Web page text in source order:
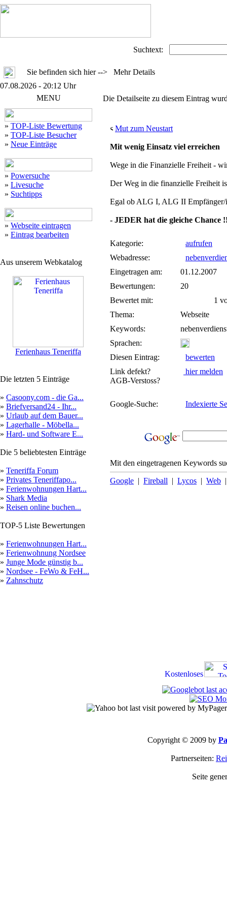
Suchtext:
Sie befinden sich hier --> Mehr Details
07.08.2026 - 20:12 Uhr
MENU
» TOP-Liste Bewertung
» TOP-Liste Besucher
» Neue Einträge
» Powersuche
» Livesuche
» Suchtipps
» Webseite eintragen
» Eintrag bearbeiten
Aus unserem Webkatalog
Ferienhaus Teneriffa
Die letzten 5 Einträge
» Casoony.com - die Ga...
» Briefversand24 - Ihr...
» Urlaub auf dem Bauer...
» Lagerhalle - Möbella...
» Hard- und Software E...
Die 5 beliebtesten Einträge
» Teneriffa Forum
» Privates Teneriffapo...
» Ferienwohnungen Hart...
» Shark Media
» Reisen online buchen...
TOP-5 Liste Bewertungen
» Ferienwohnungen Hart...
» Ferienwohnung Nordsee
» Junge Mode günstig b...
» Nordsee - FeWo & FeH...
» Zahnschutz
Die Detailseite zu diesem Eintrag
Mut zum Neustart
Mit wenig Einsatz viel erreichen
Wege in die Finanzielle Freiheit -
Der Weg in die finanzielle Freiheit
Egal ob ALG I, ALG II Empfänger/
- JEDER hat die gleiche Chance
Kategorie:
aufrufen
Webadresse:
Eingetragen am:
01.12.2007
Bewertungen:
20
Bewertet mit:
1
Thema:
Webseite
Keywords:
Sprachen:
Diesen Eintrag:
bewerten
Link defekt?
AGB-Verstoss?
hier melden
Google-Suche: Indexierte
Mit den eingetragenen Keywords
Google | Fireball | Lycos | Web
Copyright © 2009 by
Partnerseiten:
Seite